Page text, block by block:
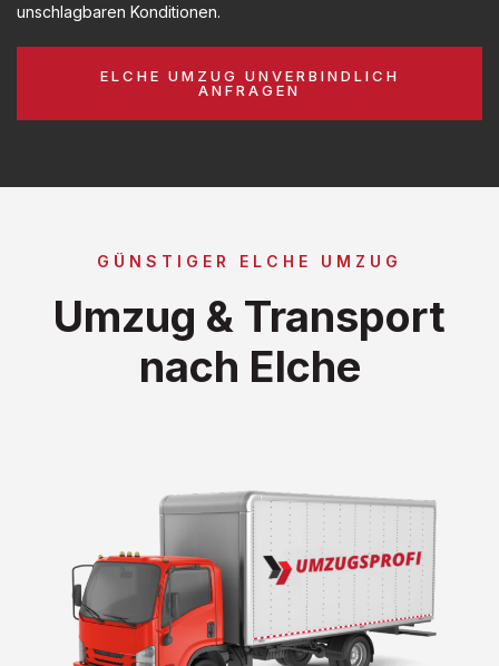
unschlagbaren Konditionen.
ELCHE UMZUG UNVERBINDLICH
ANFRAGEN
GÜNSTIGER ELCHE UMZUG
Umzug & Transport
nach Elche